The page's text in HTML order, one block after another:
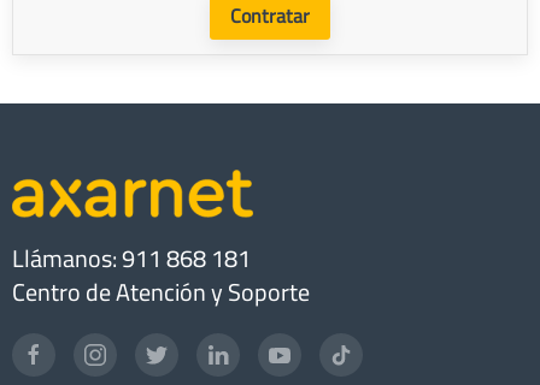
Contratar
Llámanos: 911 868 181
Centro de Atención y Soporte